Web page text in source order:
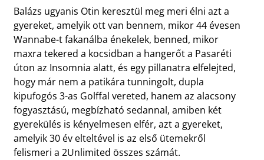
Balázs ugyanis Otin keresztül meg meri élni azt a
gyereket, amelyik ott van bennem, mikor 44 évesen
Wannabe-t fakanálba énekelek, benned, mikor
maxra tekered a kocsidban a hangerőt a Pasaréti
úton az Insomnia alatt, és egy pillanatra elfelejted,
hogy már nem a patikára tunningolt, dupla
kipufogós 3-as Golffal vereted, hanem az alacsony
fogyasztású, megbízható sedannal, amiben két
gyerekülés is kényelmesen elfér, azt a gyereket,
amelyik 30 év elteltével is az első ütemekről
felismeri a 2Unlimited összes számát.